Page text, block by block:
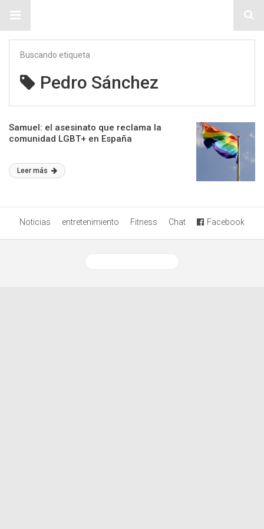
Buscando etiqueta
Pedro Sánchez
Samuel: el asesinato que reclama la
comunidad LGBT+ en España
Leer más
Noticias entretenimiento Fitness Chat Facebook